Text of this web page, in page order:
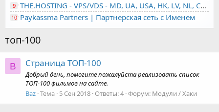
9 THE.HOSTING - VPS/VDS - MD, UA, USA, HK, LV, NL, CA, DE, SK, CZE, GB, IL, TR, PL, BG, RO, IT, FL, HU, PT.
10 Paykassma Partners | Партнерская сеть с Именем
топ-100
B Страница ТОП-100
Добрый день, помогите пожалуйста реализовать список
ТОП-100 фильмов на сайте.
Baz Тема 5 Сен 2018 Ответы: 4 Форум: Модули / Хаки